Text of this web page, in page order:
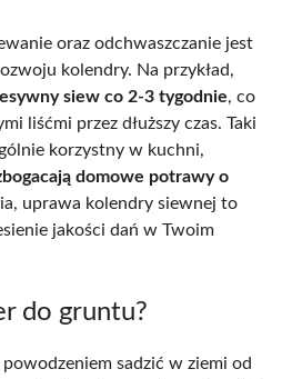
oraz odchwaszczanie jest
kolendry. Na przykład,
siew co 2-3 tygodnie, co
liśćmi przez dłuższy czas. Taki
korzystny w kuchni,
domowe potrawy o
uprawa kolendry siewnej to
jakości dań w Twoim
do gruntu?
sadzić w ziemi od